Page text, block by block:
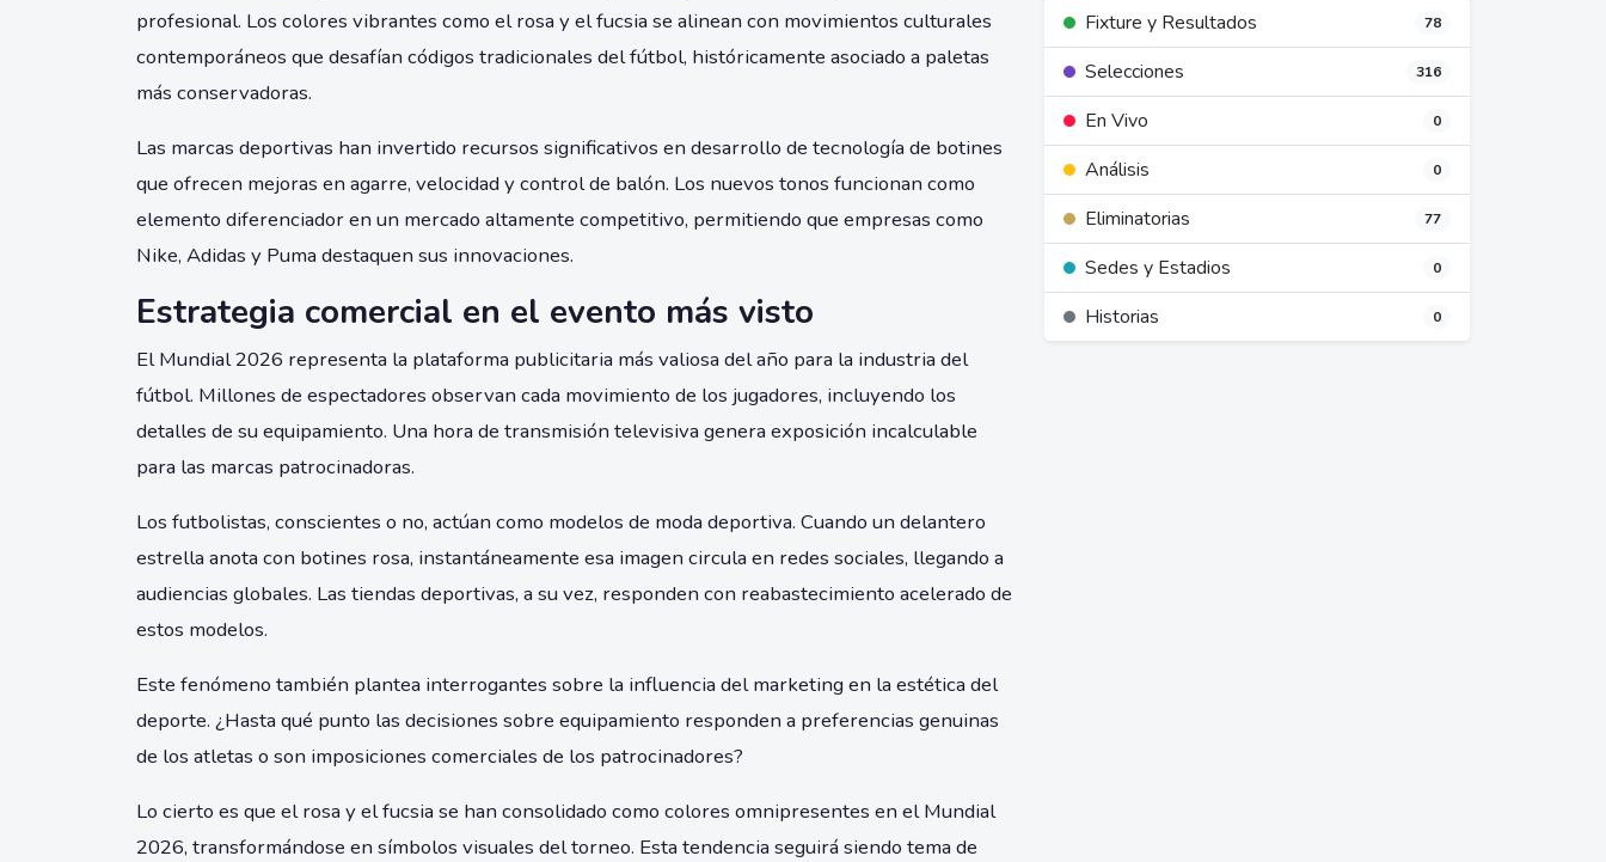
profesional. Los colores vibrantes como el rosa y el fucsia se alinean con movimientos culturales
contemporáneos que desafían códigos tradicionales del fútbol, históricamente asociado a paletas
más conservadoras.
Las marcas deportivas han invertido recursos significativos en desarrollo de tecnología de botines
que ofrecen mejoras en agarre, velocidad y control de balón. Los nuevos tonos funcionan como
elemento diferenciador en un mercado altamente competitivo, permitiendo que empresas como
Nike, Adidas y Puma destaquen sus innovaciones.
Estrategia comercial en el evento más visto
El Mundial 2026 representa la plataforma publicitaria más valiosa del año para la industria del
fútbol. Millones de espectadores observan cada movimiento de los jugadores, incluyendo los
detalles de su equipamiento. Una hora de transmisión televisiva genera exposición incalculable
para las marcas patrocinadoras.
Los futbolistas, conscientes o no, actúan como modelos de moda deportiva. Cuando un delantero
estrella anota con botines rosa, instantáneamente esa imagen circula en redes sociales, llegando a
audiencias globales. Las tiendas deportivas, a su vez, responden con reabastecimiento acelerado de
estos modelos.
Este fenómeno también plantea interrogantes sobre la influencia del marketing en la estética del
deporte. ¿Hasta qué punto las decisiones sobre equipamiento responden a preferencias genuinas
de los atletas o son imposiciones comerciales de los patrocinadores?
Lo cierto es que el rosa y el fucsia se han consolidado como colores omnipresentes en el Mundial
2026, transformándose en símbolos visuales del torneo. Esta tendencia seguirá siendo tema de
Fixture y Resultados 78
Selecciones 316
En Vivo 0
Análisis 0
Eliminatorias 77
Sedes y Estadios 0
Historias 0